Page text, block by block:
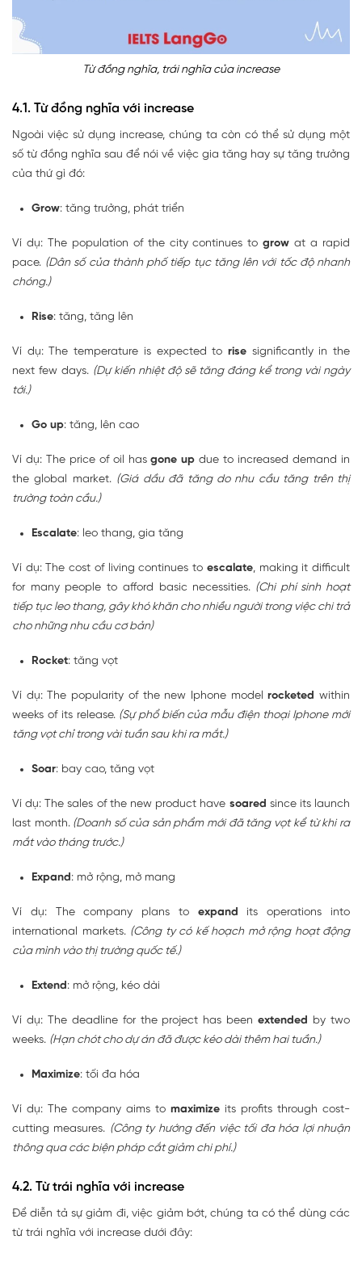
Từ đồng nghĩa, trái nghĩa của increase
4.1. Từ đồng nghĩa với increase
Ngoài việc sử dụng increase, chúng ta còn có thể sử dụng một
số từ đồng nghĩa sau để nói về việc gia tăng hay sự tăng trưởng
của thứ gì đó:
Grow: tăng trưởng, phát triển
Ví dụ: The population of the city continues togrow at a rapid
pace. (Dân số của thành phố tiếp tục tăng lên với tốc độ nhanh
chóng.)
Rise: tăng, tăng lên
Ví dụ: The temperature is expected to risesignificantly in the
next few days. (Dự kiến ​​nhiệt độ sẽ tăng đáng kể trong vài ngày
tới.)
Go up: tăng, lên cao
Ví dụ: The price of oil hasgone up due to increased demand in
the global market. (Giá dầu đã tăng do nhu cầu tăng trên thị
trường toàn cầu.)
Escalate: leo thang, gia tăng
Ví dụ: The cost of living continues to escalate, making it difficult
for many people to afford basic necessities. (Chi phí sinh hoạt
tiếp tục leo thang, gây khó khăn cho nhiều người trong việc chi trả
cho những nhu cầu cơ bản)
Rocket: tăng vọt
Ví dụ: The popularity of the new Iphone modelrocketed within
weeks of its release.(Sự phổ biến của mẫu điện thoại Iphone mới
tăng vọt chỉ trong vài tuần sau khi ra mắt.)
Soar: bay cao, tăng vọt
Ví dụ: The sales of the new product have soared since its launch
last month.(Doanh số của sản phẩm mới đã tăng vọt kể từ khi ra
mắt vào tháng trước.)
Expand: mở rộng, mở mang
Ví dụ: The company plans to expand its operations into
international markets. (Công ty có kế hoạch mở rộng hoạt động
của mình vào thị trường quốc tế.)
Extend: mở rộng, kéo dài
Ví dụ: The deadline for the project has beenextended by two
weeks. (Hạn chót cho dự án đã được kéo dài thêm hai tuần.)
Maximize: tối đa hóa
Ví dụ: The company aims to maximize its profits through cost-
cutting measures. (Công ty hướng đến việc tối đa hóa lợi nhuận
thông qua các biện pháp cắt giảm chi phí.)
4.2. Từ trái nghĩa với increase
Để diễn tả sự giảm đi, việc giảm bớt, chúng ta có thể dùng các
từ trái nghĩa với increase dưới đây: